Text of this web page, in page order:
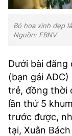
Bó hoa xinh đẹp
Nguồn: FBNV
Dưới bài đăng
(bạn gái
trẻ, đồng thời
lần thứ 5
trước được,
tại, Xuân